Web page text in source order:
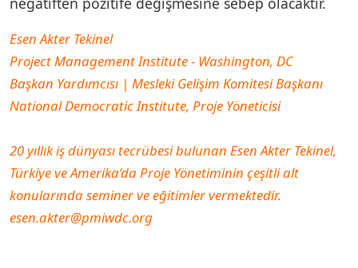
Esen Akter Tekinel
Project Management Institute - Washington, DC
Başkan Yardımcısı | Mesleki Gelişim Komitesi Başkanı
National Democratic Institute, Proje Yöneticisi
20 yıllık iş dünyası tecrübesi bulunan Esen Akter Tekinel,
Türkiye ve Amerika’da Proje Yönetiminin çeşitli alt
konularında seminer ve eğitimler vermektedir.
esen.akter@pmiwdc.org